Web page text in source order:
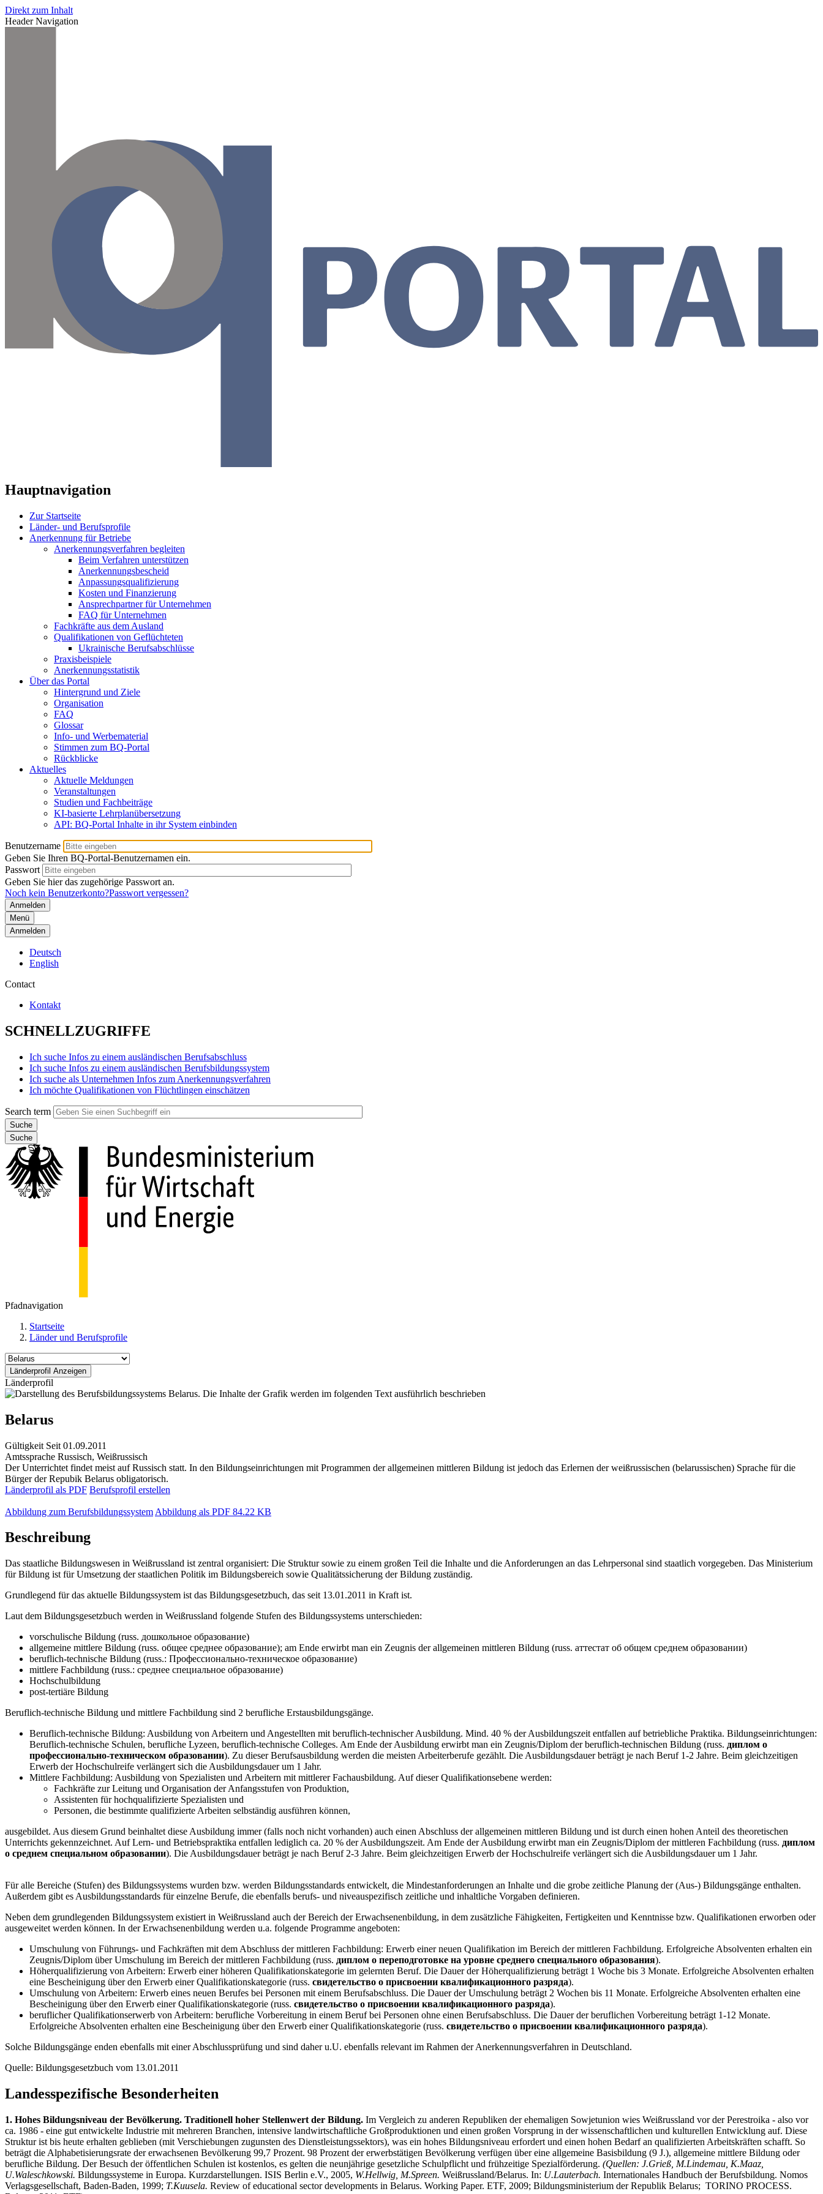
Direkt zum Inhalt
Header Navigation
Hauptnavigation
Zur Startseite
Länder- und Berufsprofile
Anerkennung für Betriebe
Anerkennungsverfahren begleiten
Beim Verfahren unterstützen
Anerkennungsbescheid
Anpassungsqualifizierung
Kosten und Finanzierung
Ansprechpartner für Unternehmen
FAQ für Unternehmen
Fachkräfte aus dem Ausland
Qualifikationen von Geflüchteten
Ukrainische Berufsabschlüsse
Praxisbeispiele
Anerkennungsstatistik
Über das Portal
Hintergrund und Ziele
Organisation
FAQ
Glossar
Info- und Werbematerial
Stimmen zum BQ-Portal
Rückblicke
Aktuelles
Aktuelle Meldungen
Veranstaltungen
Studien und Fachbeiträge
KI-basierte Lehrplanübersetzung
API: BQ-Portal Inhalte in ihr System einbinden
Benutzername
Geben Sie Ihren BQ-Portal-Benutzernamen ein.
Passwort
Geben Sie hier das zugehörige Passwort an.
Noch kein Benutzerkonto?Passwort vergessen?
Menü
Anmelden
Deutsch
English
Contact
Kontakt
SCHNELLZUGRIFFE
Ich suche Infos zu einem ausländischen Berufsabschluss
Ich suche Infos zu einem ausländischen Berufsbildungssystem
Ich suche als Unternehmen Infos zum Anerkennungsverfahren
Ich möchte Qualifikationen von Flüchtlingen einschätzen
Search term
Suche
Pfadnavigation
Startseite
Länder und Berufsprofile
Länderprofil
Belarus
Gültigkeit Seit 01.09.2011
Amtssprache Russisch, Weißrussisch
Der Unterrichtet findet meist auf Russisch statt. In den Bildungseinrichtungen mit Programmen der allgemeinen mittleren Bildung ist jedoch das Erlernen der weißrussischen (belarussischen) Sprache für die
Bürger der Repubik Belarus obligatorisch.
Länderprofil als PDF Berufsprofil erstellen
Abbildung zum Berufsbildungssystem Abbildung als PDF 84.22 KB
Beschreibung
Das staatliche Bildungswesen in Weißrussland ist zentral organisiert: Die Struktur sowie zu einem großen Teil die Inhalte und die Anforderungen an das Lehrpersonal sind staatlich vorgegeben. Das Ministerium
für Bildung ist für Umsetzung der staatlichen Politik im Bildungsbereich sowie Qualitätssicherung der Bildung zuständig.
Grundlegend für das aktuelle Bildungssystem ist das Bildungsgesetzbuch, das seit 13.01.2011 in Kraft ist.
Laut dem Bildungsgesetzbuch werden in Weißrussland folgende Stufen des Bildungssystems unterschieden:
vorschulische Bildung (russ. дошкольное образование)
allgemeine mittlere Bildung (russ. общее среднее образование); am Ende erwirbt man ein Zeugnis der allgemeinen mittleren Bildung (russ. аттестат об общем среднем образовании)
beruflich-technische Bildung (russ.: Профессионально-техническое образование)
mittlere Fachbildung (russ.: среднее специальное образование)
Hochschulbildung
post-tertiäre Bildung
Beruflich-technische Bildung und mittlere Fachbildung sind 2 berufliche Erstausbildungsgänge.
Beruflich-technische Bildung: Ausbildung von Arbeitern und Angestellten mit beruflich-technischer Ausbildung. Mind. 40 % der Ausbildungszeit entfallen auf betriebliche Praktika. Bildungseinrichtungen:
Beruflich-technische Schulen, berufliche Lyzeen, beruflich-technische Colleges. Am Ende der Ausbildung erwirbt man ein Zeugnis/Diplom der beruflich-technischen Bildung (russ. диплом о
профессионально-техническом образовании). Zu dieser Berufsausbildung werden die meisten Arbeiterberufe gezählt. Die Ausbildungsdauer beträgt je nach Beruf 1-2 Jahre. Beim gleichzeitigen
Erwerb der Hochschulreife verlängert sich die Ausbildungsdauer um 1 Jahr.
Mittlere Fachbildung: Ausbildung von Spezialisten und Arbeitern mit mittlerer Fachausbildung. Auf dieser Qualifikationsebene werden:
Fachkräfte zur Leitung und Organisation der Anfangsstufen von Produktion,
Assistenten für hochqualifizierte Spezialisten und
Personen, die bestimmte qualifizierte Arbeiten selbständig ausführen können,
ausgebildet. Aus diesem Grund beinhaltet diese Ausbildung immer (falls noch nicht vorhanden) auch einen Abschluss der allgemeinen mittleren Bildung und ist durch einen hohen Anteil des theoretischen
Unterrichts gekennzeichnet. Auf Lern- und Betriebspraktika entfallen lediglich ca. 20 % der Ausbildungszeit. Am Ende der Ausbildung erwirbt man ein Zeugnis/Diplom der mittleren Fachbildung (russ. диплом
о среднем специальном образовании). Die Ausbildungsdauer beträgt je nach Beruf 2-3 Jahre. Beim gleichzeitigen Erwerb der Hochschulreife verlängert sich die Ausbildungsdauer um 1 Jahr.
Für alle Bereiche (Stufen) des Bildungssystems wurden bzw. werden Bildungsstandards entwickelt, die Mindestanforderungen an Inhalte und die grobe zeitliche Planung der (Aus-) Bildungsgänge enthalten.
Außerdem gibt es Ausbildungsstandards für einzelne Berufe, die ebenfalls berufs- und niveauspezifisch zeitliche und inhaltliche Vorgaben definieren.
Neben dem grundlegenden Bildungssystem existiert in Weißrussland auch der Bereich der Erwachsenenbildung, in dem zusätzliche Fähigkeiten, Fertigkeiten und Kenntnisse bzw. Qualifikationen erworben oder
ausgeweitet werden können. In der Erwachsenenbildung werden u.a. folgende Programme angeboten:
Umschulung von Führungs- und Fachkräften mit dem Abschluss der mittleren Fachbildung: Erwerb einer neuen Qualifikation im Bereich der mittleren Fachbildung. Erfolgreiche Absolventen erhalten ein
Zeugnis/Diplom über Umschulung im Bereich der mittleren Fachbildung (russ. диплом о переподготовке на уровне среднего специального образования).
Höherqualifizierung von Arbeitern: Erwerb einer höheren Qualifikationskategorie im gelernten Beruf. Die Dauer der Höherqualifizierung beträgt 1 Woche bis 3 Monate. Erfolgreiche Absolventen erhalten
eine Bescheinigung über den Erwerb einer Qualifikationskategorie (russ. свидетельство о присвоении квалификационного разряда).
Umschulung von Arbeitern: Erwerb eines neuen Berufes bei Personen mit einem Berufsabschluss. Die Dauer der Umschulung beträgt 2 Wochen bis 11 Monate. Erfolgreiche Absolventen erhalten eine
Bescheinigung über den Erwerb einer Qualifikationskategorie (russ. свидетельство о присвоении квалификационного разряда).
beruflicher Qualifikationserwerb von Arbeitern: berufliche Vorbereitung in einem Beruf bei Personen ohne einen Berufsabschluss. Die Dauer der beruflichen Vorbereitung beträgt 1-12 Monate.
Erfolgreiche Absolventen erhalten eine Bescheinigung über den Erwerb einer Qualifikationskategorie (russ. свидетельство о присвоении квалификационного разряда).
Solche Bildungsgänge enden ebenfalls mit einer Abschlussprüfung und sind daher u.U. ebenfalls relevant im Rahmen der Anerkennungsverfahren in Deutschland.
Quelle: Bildungsgesetzbuch vom 13.01.2011
Landesspezifische Besonderheiten
1. Hohes Bildungsniveau der Bevölkerung. Traditionell hoher Stellenwert der Bildung. Im Vergleich zu anderen Republiken der ehemaligen Sowjetunion wies Weißrussland vor der Perestroika - also vor
ca. 1986 - eine gut entwickelte Industrie mit mehreren Branchen, intensive landwirtschaftliche Großproduktionen und einen großen Vorsprung in der wissenschaftlichen und kulturellen Entwicklung auf. Diese
Struktur ist bis heute erhalten geblieben (mit Verschiebungen zugunsten des Dienstleistungssektors), was ein hohes Bildungsniveau erfordert und einen hohen Bedarf an qualifizierten Arbeitskräften schafft. So
beträgt die Alphabetisierungsrate der erwachsenen Bevölkerung 99,7 Prozent. 98 Prozent der erwerbstätigen Bevölkerung verfügen über eine allgemeine Basisbildung (9 J.), allgemeine mittlere Bildung oder
berufliche Bildung. Der Besuch der öffentlichen Schulen ist kostenlos, es gelten die neunjährige gesetzliche Schulpflicht und frühzeitige Spezialförderung. (Quellen: J.Grieß, M.Lindemau, K.Maaz,
U.Waleschkowski. Bildungssysteme in Europa. Kurzdarstellungen. ISIS Berlin e.V., 2005, W.Hellwig, M.Spreen. Weißrussland/Belarus. In: U.Lauterbach. Internationales Handbuch der Berufsbildung. Nomos
Verlagsgesellschaft, Baden-Baden, 1999; T.Kuusela. Review of educational sector developments in Belarus. Working Paper. ETF, 2009; Bildungsministerium der Republik Belarus; TORINO PROCESS.